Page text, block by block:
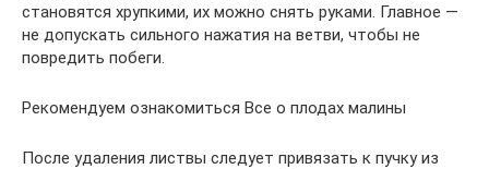
становятся хрупкими, их можно снять руками. Главное —
не допускать сильного нажатия на ветви, чтобы не
повредить побеги.
Рекомендуем ознакомиться Все о плодах малины
После удаления листвы следует привязать к пучку из